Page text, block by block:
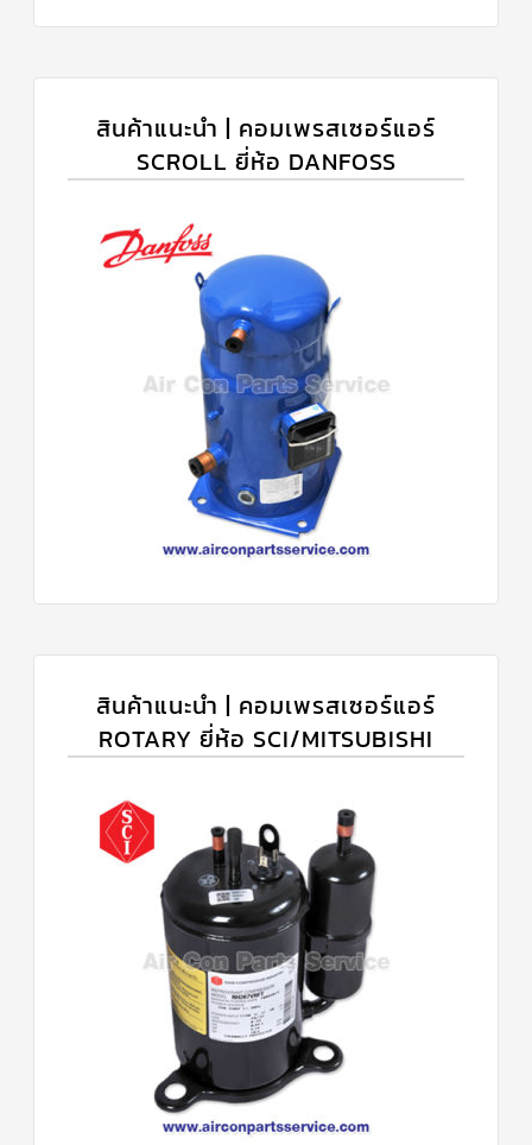
สินค้าแนะนำ | คอมเพรสเซอร์แอร์
SCROLL ยี่ห้อ DANFOSS
สินค้าแนะนำ | คอมเพรสเซอร์แอร์
ROTARY ยี่ห้อ SCI/MITSUBISHI